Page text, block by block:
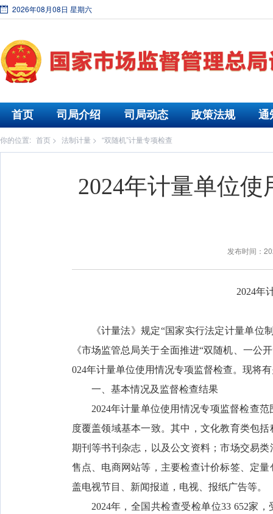
2026年08月08日 星期六
首页 司局介绍 司局动态 政策法规 通
你的位置: 首页 > 法制计量 > “双随机”计量专项检查
2024年计量单位
发布时间：
2024年
《计量法》规定“国家实行法定计量单
《市场监管总局关于全面推进“双随机、一公
024年计量单位使用情况专项监督检查。现将
一、基本情况及监督检查结果
2024年计量单位使用情况专项监督检查
度覆盖领域基本一致。其中，文化教育类包
期刊等书刊杂志，以及公文资料；市场交易
售点、电商网站等，主要检查计价标签、定
盖电视节目、新闻报道，电视、报纸广告等。
2024年，全国共检查受检单位33 652家